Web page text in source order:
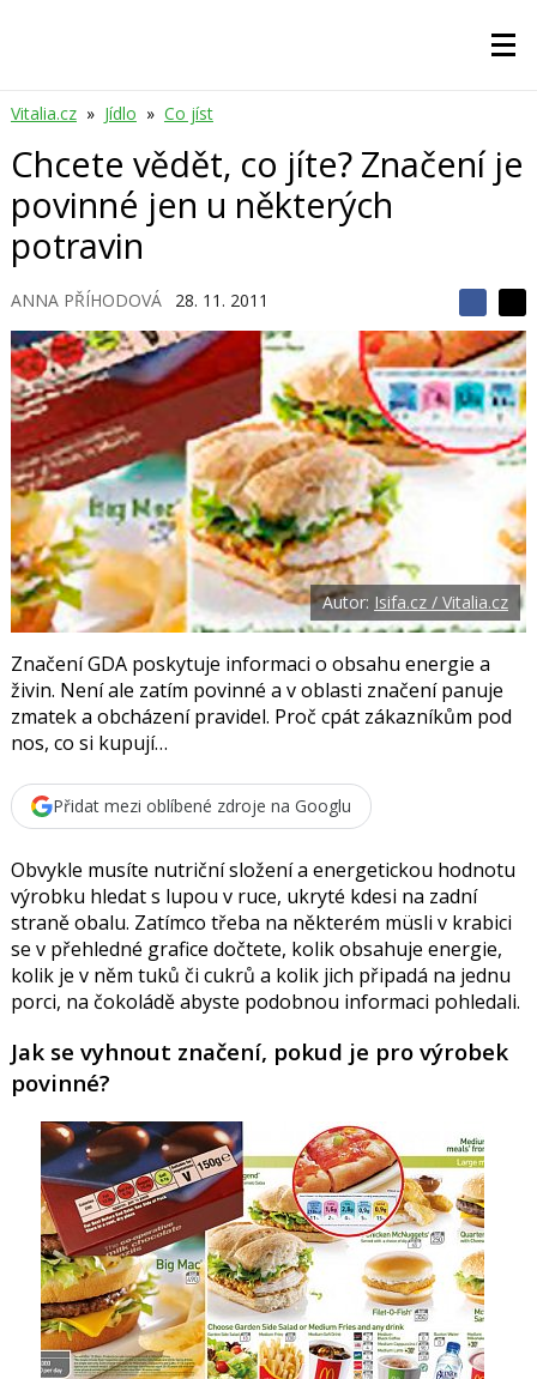
Vitalia.cz » Jídlo » Co jíst
Chcete vědět, co jíte? Značení je
povinné jen u některých
potravin
ANNA PŘÍHODOVÁ 28. 11. 2011
S
d
í
l
e
t
S
d
í
l
e
j
t
e
o
o
k
d
í
l
e
j
t
e
n
s
í
t
i
X
Autor: Isifa.cz / Vitalia.cz
Značení GDA poskytuje informaci o obsahu energie a
živin. Není ale zatím povinné a v oblasti značení panuje
zmatek a obcházení pravidel. Proč cpát zákazníkům pod
nos, co si kupují…
Přidat mezi oblíbené zdroje na Googlu
Obvykle musíte nutriční složení a energetickou hodnotu
výrobku hledat s lupou v ruce, ukryté kdesi na zadní
straně obalu. Zatímco třeba na některém müsli v krabici
se v přehledné grafice dočtete, kolik obsahuje energie,
kolik je v něm tuků či cukrů a kolik jich připadá na jednu
porci, na čokoládě abyste podobnou informaci pohledali.
Jak se vyhnout značení, pokud je pro výrobek
povinné?